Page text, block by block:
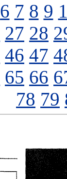
6 7 8 9
27 28
46 47
65 66
78 79